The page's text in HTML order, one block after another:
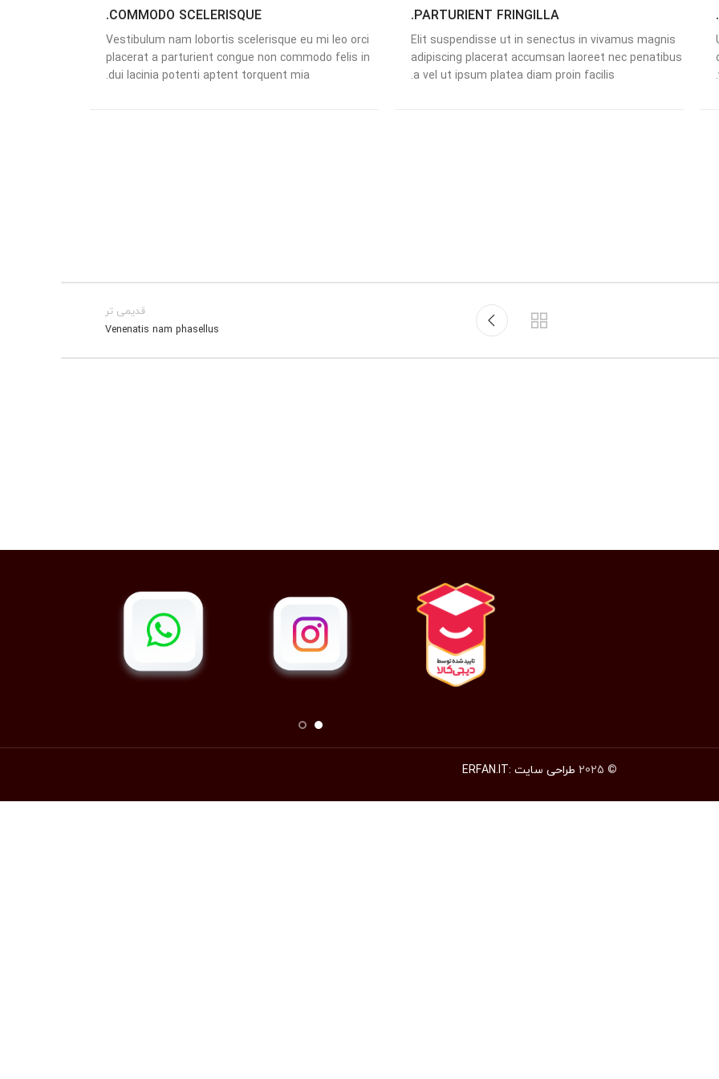
PARTURIENT FRINGILLA.
Elit suspendisse ut in senectus in vivamus magnis
adipiscing placerat accumsan laoreet nec penatibus
a vel ut ipsum platea diam proin facilis.
COMMODO SCELERISQUE.
Vestibulum nam lobortis scelerisque eu mi leo orci
placerat a parturient congue non commodo felis in
dui lacinia potenti aptent torquent mia.
قدیمی تر
Venenatis nam phasellus
© 2025 طراحی سایت :ERFAN.IT